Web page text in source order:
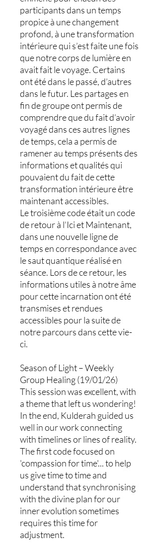
participants dans un temps
propice à une changement
profond, à une transformation
intérieure qui s’est faite une fois
que notre corps de lumière en
avait fait le voyage. Certains
ont été dans le passé, d’autres
dans le futur. Les partages en
fin de groupe ont permis de
comprendre que du fait d’avoir
voyagé dans ces autres lignes
de temps, cela a permis de
ramener au temps présents des
informations et qualités qui
pouvaient du fait de cette
transformation intérieure être
maintenant accessibles.
Le troisième code était un code
de retour à l’Ici et Maintenant,
dans une nouvelle ligne de
temps en correspondance avec
le saut quantique réalisé en
séance. Lors de ce retour, les
informations utiles à notre âme
pour cette incarnation ont été
transmises et rendues
accessibles pour la suite de
notre parcours dans cette vie-
ci.
Season of Light – Weekly
Group Healing (19/01/26)
This session was excellent, with
a theme that left us wondering!
In the end, Kulderah guided us
well in our work connecting
with timelines or lines of reality.
The first code focused on
'compassion for time'... to help
us give time to time and
understand that synchronising
with the divine plan for our
inner evolution sometimes
requires this time for
adjustment.